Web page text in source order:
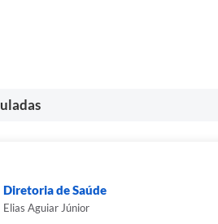
Diretoria de Saúde
Elias Aguiar Júnior